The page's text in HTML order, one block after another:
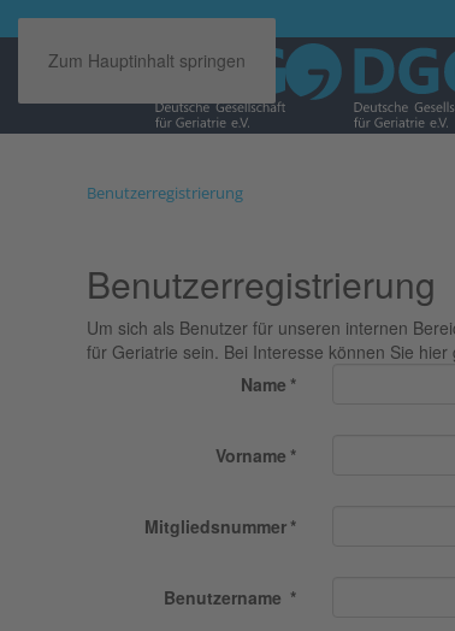
Zum Hauptinhalt springen
Benutzerregistrierung
Benutzerregistrierung
Um sich als Benutzer für unseren internen
für Geriatrie sein. Bei Interesse können Sie hier
Name *
Vorname *
Mitgliedsnummer *
Benutzername *